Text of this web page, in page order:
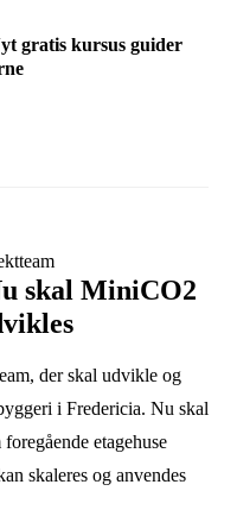
gratis kursus guider
skal MiniCO2
der skal udvikle og
i Fredericia. Nu skal
etagehuse
skaleres og anvendes